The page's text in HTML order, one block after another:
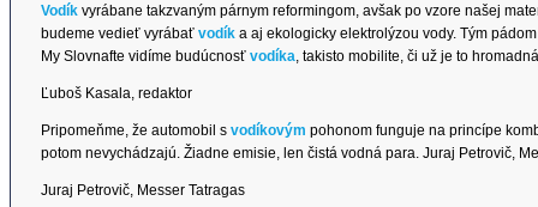
Vodík vyrábane takzvaným párnym reformingom, avšak po vzore našej
budeme vedieť vyrábať vodík a aj ekologicky elektrolýzou vody. Tým
My Slovnafte vidíme budúcnosť vodíka, takisto mobilite, či už je to
Ľuboš Kasala, redaktor
Pripomeňme, že automobil s vodíkovým pohonom funguje na princípe
potom nevychádzajú. Žiadne emisie, len čistá vodná para. Juraj Petrovič,
Juraj Petrovič, Messer Tatragas